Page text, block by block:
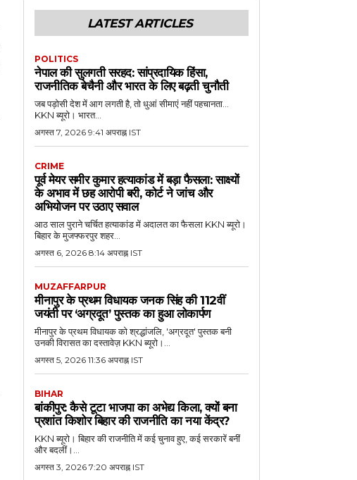
LATEST ARTICLES
POLITICS
नेपाल की सुलगती सरहद: सांप्रदायिक हिंसा,
राजनीतिक बेचैनी और भारत के लिए बढ़ती चुनौती
जब पड़ोसी देश में आग लगती है, तो धुआं सीमाएं नहीं पहचानता...
KKN ब्यूरो। भारत...
अगस्त 7, 2026 9:41 अपराह्न IST
CRIME
पूर्व मेयर समीर कुमार हत्याकांड में बड़ा फैसला: साक्ष्यों
के अभाव में छह आरोपी बरी, कोर्ट ने जांच और
अभियोजन पर उठाए सवाल
आठ साल पुराने चर्चित हत्याकांड में अदालत का फैसला KKN ब्यूरो।
बिहार के मुजफ्फरपुर शहर...
अगस्त 6, 2026 8:14 अपराह्न IST
MUZAFFARPUR
मीनापुर के प्रथम विधायक जनक सिंह की 112वीं
जयंती पर ‘अग्रदूत’ पुस्तक का हुआ लोकार्पण
मीनापुर के प्रथम विधायक को श्रद्धांजलि, 'अग्रदूत' पुस्तक बनी
उनकी विरासत का दस्तावेज़ KKN ब्यूरो।...
अगस्त 5, 2026 11:36 अपराह्न IST
BIHAR
बांकीपुर: कैसे टूटा भाजपा का अभेद्य किला, क्यों बना
प्रशांत किशोर बिहार की राजनीति का नया केंद्र?
KKN ब्यूरो। बिहार की राजनीति में कई चुनाव हुए, कई सरकारें बनीं
और बदलीं।...
अगस्त 3, 2026 7:20 अपराह्न IST